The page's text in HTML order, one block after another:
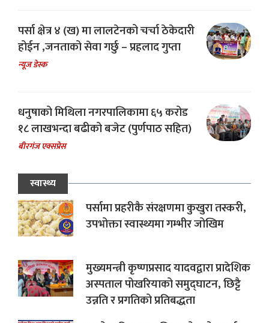
पर्सा क्षेत्र ४ (ख) मा लालटेनको चर्चा ठेकेदारी
होईन ,जनताको सेवा गर्छु – प्रहलाद गुप्ता
न्यूज डेस्क
धनुषाको मिथिला नगरपालिकामा ६५ करोड
१८ लाखभन्दा बढीको बजेट (पुर्णपाठ सहित)
बीरगंज एक्सप्रेस
स्वास्थ्य
पर्सामा प्रहरीकै संरक्षणमा कुखुरा तस्करी,
उपभोक्ता स्वास्थ्यमा गम्भीर जोखिम
मुख्यमन्त्री कृष्णप्रसाद यादवद्वारा प्रादेशिक
अस्पताल पोखरियाको समुद्घाटन, छिट्टै
उन्नति र प्रगतिको प्रतिबद्धता